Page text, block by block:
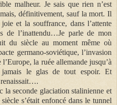
malheur. Je sais que rien n’est
définitivement, sauf la mort. Il
et la souffrance, dans l’attente
de l’inattendu…Je parle de mon
du siècle au moment même où
germano-soviétique, l’invasion
la ruée allemande jusqu’à
le glas de tout espoir. Et
renaissait….
la seconde glaciation stalinienne et
s’était enfoncé dans le tunnel